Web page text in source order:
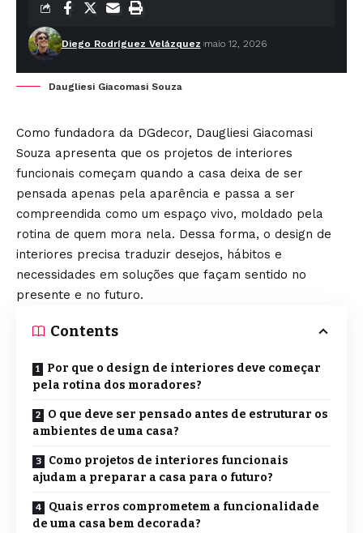
Diego Rodríguez Velázquez maio 12, 2026
Daugliesi Giacomasi Souza
Como fundadora da DGdecor, Daugliesi Giacomasi
Souza apresenta que os projetos de interiores
funcionais começam quando a casa deixa de ser
pensada apenas pela aparência e passa a ser
compreendida como um espaço vivo, moldado pela
rotina de quem mora nela. Dessa forma, o design de
interiores precisa traduzir desejos, hábitos e
necessidades em soluções que façam sentido no
presente e no futuro.
Contents
Por que o design de interiores deve começar
pela rotina dos moradores?
O que deve ser pensado antes de estruturar os
ambientes de uma casa?
Como projetos de interiores funcionais
ajudam a preparar a casa para o futuro?
Quais erros comprometem a funcionalidade
de uma casa bem decorada?